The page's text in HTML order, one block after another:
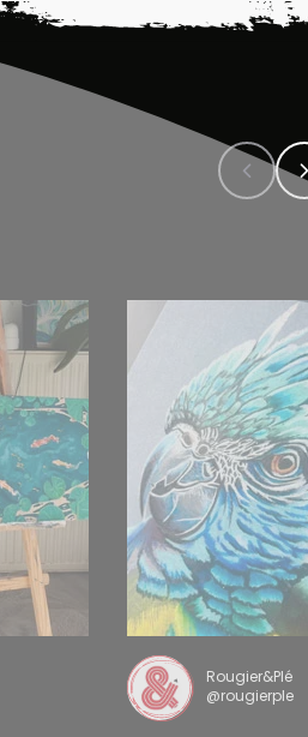
Rougier&Plé
@rougierple